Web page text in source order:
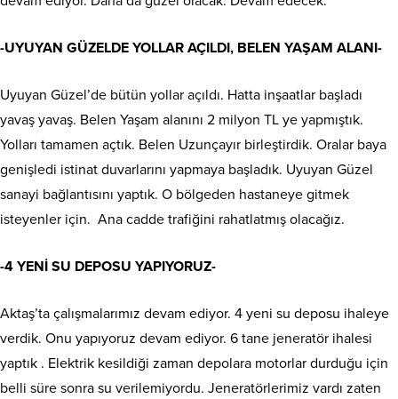
-UYUYAN GÜZELDE YOLLAR AÇILDI, BELEN YAŞAM ALANI-
Uyuyan Güzel’de bütün yollar açıldı. Hatta inşaatlar başladı
yavaş yavaş. Belen Yaşam alanını 2 milyon TL ye yapmıştık.
Yolları tamamen açtık. Belen Uzunçayır birleştirdik. Oralar baya
genişledi istinat duvarlarını yapmaya başladık. Uyuyan Güzel
sanayi bağlantısını yaptık. O bölgeden hastaneye gitmek
isteyenler için. Ana cadde trafiğini rahatlatmış olacağız.
-4 YENİ SU DEPOSU YAPIYORUZ-
Aktaş’ta çalışmalarımız devam ediyor. 4 yeni su deposu ihaleye
verdik. Onu yapıyoruz devam ediyor. 6 tane jeneratör ihalesi
yaptık . Elektrik kesildiği zaman depolara motorlar durduğu için
belli süre sonra su verilemiyordu. Jeneratörlerimiz vardı zaten